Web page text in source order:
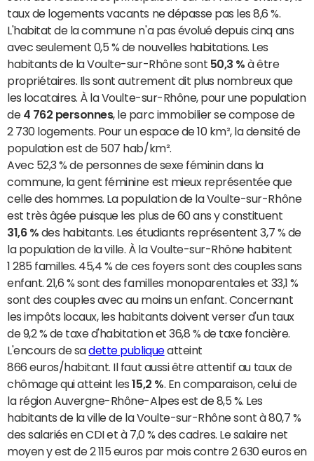
taux de logements vacants ne dépasse pas les 8,6 %.
L'habitat de la commune n'a pas évolué depuis cinq ans
avec seulement 0,5 % de nouvelles habitations. Les
habitants de la Voulte-sur-Rhône sont 50,3 % à être
propriétaires. Ils sont autrement dit plus nombreux que
les locataires. À la Voulte-sur-Rhône, pour une population
de 4 762 personnes, le parc immobilier se compose de
2 730 logements. Pour un espace de 10 km², la densité de
population est de 507 hab/km².
Avec 52,3 % de personnes de sexe féminin dans la
commune, la gent féminine est mieux représentée que
celle des hommes. La population de la Voulte-sur-Rhône
est très âgée puisque les plus de 60 ans y constituent
31,6 % des habitants. Les étudiants représentent 3,7 % de
la population de la ville. À la Voulte-sur-Rhône habitent
1 285 familles. 45,4 % de ces foyers sont des couples sans
enfant. 21,6 % sont des familles monoparentales et 33,1 %
sont des couples avec au moins un enfant. Concernant
les impôts locaux, les habitants doivent verser d'un taux
de 9,2 % de taxe d'habitation et 36,8 % de taxe foncière.
L'encours de sadette publiqueatteint
866 euros/habitant. Il faut aussi être attentif au taux de
chômage qui atteint les15,2 % . En comparaison, celui de
la région Auvergne-Rhône-Alpes est de 8,5 %. Les
habitants de la ville de la Voulte-sur-Rhône sont à 80,7 %
des salariés en CDI et à 7,0 % des cadres. Le salaire net
moyen y est de 2 115 euros par mois contre 2 630 euros en